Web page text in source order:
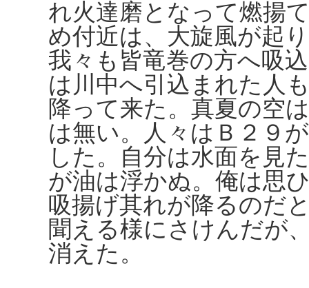
れ火達磨となって燃揚
め付近は、大旋風が起
我々も皆竜巻の方へ吸
は川中へ引込まれた人
降って来た。真夏の空
は無い。人々はＢ２９
した。自分は水面を見
が油は浮かぬ。俺は思
吸揚げ其れが降るのだ
聞える様にさけんだが
消えた。